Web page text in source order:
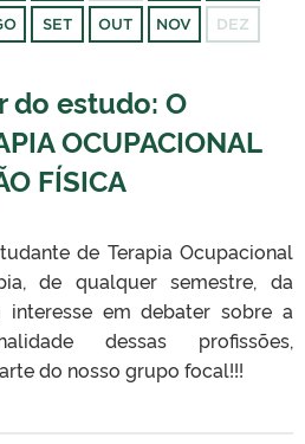
SET OUT NOV DEZ
do estudo: O
OCUPACIONAL
FÍSICA
de Terapia Ocupacional
de qualquer semestre, da
interesse em debater sobre a
dessas profissões,
do nosso grupo focal!!!